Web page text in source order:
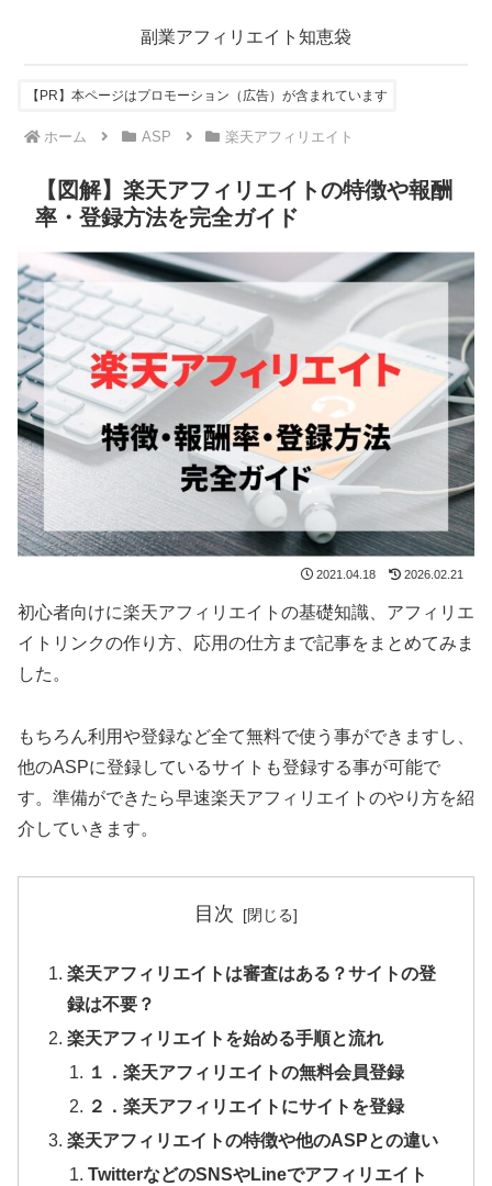
副業アフィリエイト知恵袋
【PR】本ページはプロモーション（広告）が含まれています
ホーム ASP 楽天アフィリエイト
【図解】楽天アフィリエイトの特徴や報酬
率・登録方法を完全ガイド
2021.04.18 2026.02.21
初心者向けに楽天アフィリエイトの基礎知識、アフィリエ
イトリンクの作り方、応用の仕方まで記事をまとめてみま
した。
もちろん利用や登録など全て無料で使う事ができますし、
他のASPに登録しているサイトも登録する事が可能で
す。準備ができたら早速楽天アフィリエイトのやり方を紹
介していきます。
目次
楽天アフィリエイトは審査はある？サイトの登
録は不要？
楽天アフィリエイトを始める手順と流れ
１．楽天アフィリエイトの無料会員登録
２．楽天アフィリエイトにサイトを登録
楽天アフィリエイトの特徴や他のASPとの違い
TwitterなどのSNSやLineでアフィリエイト